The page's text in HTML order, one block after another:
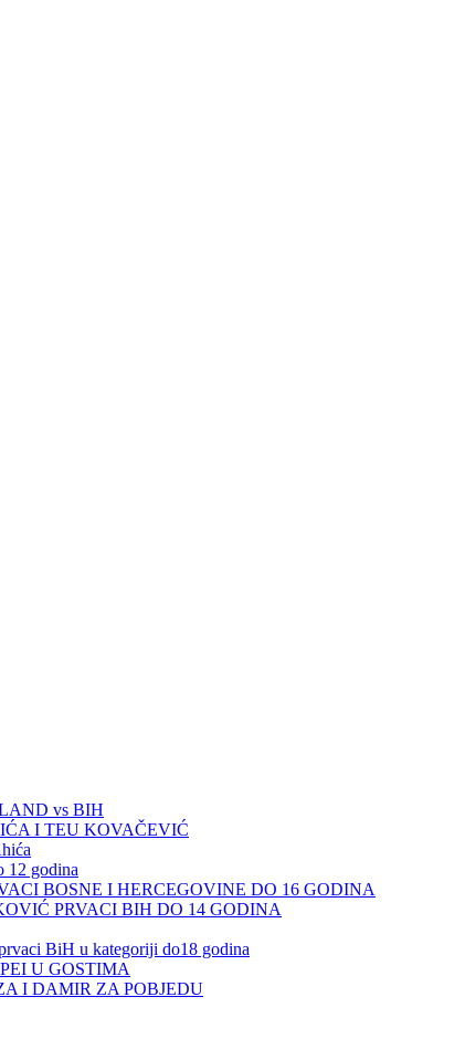
vs BIH
I TEU KOVAČEVIĆ
12 godina
BOSNE I HERCEGOVINE DO 16 GODINA
PRVACI BIH DO 14 GODINA
BiH u kategoriji do18 godina
U GOSTIMA
I DAMIR ZA POBJEDU